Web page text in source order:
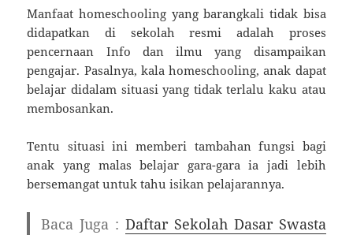
Manfaat homeschooling yang barangkali tidak bisa
didapatkan di sekolah resmi adalah proses
pencernaan Info dan ilmu yang disampaikan
pengajar. Pasalnya, kala homeschooling, anak dapat
belajar didalam situasi yang tidak terlalu kaku atau
membosankan.
Tentu situasi ini memberi tambahan fungsi bagi
anak yang malas belajar gara-gara ia jadi lebih
bersemangat untuk tahu isikan pelajarannya.
Baca Juga : Daftar Sekolah Dasar Swasta